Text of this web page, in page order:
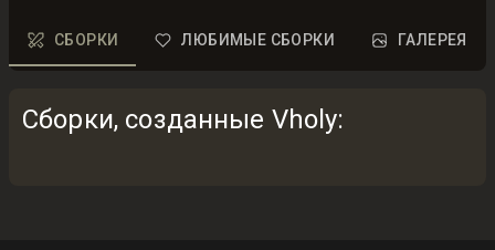
СБОРКИ ЛЮБИМЫЕ СБОРКИ ГАЛЕРЕЯ
Сборки, созданные Vholy: